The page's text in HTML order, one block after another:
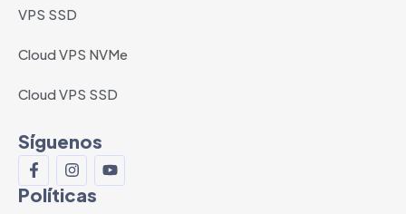
VPS SSD
Cloud VPS NVMe
Cloud VPS SSD
Síguenos
Políticas